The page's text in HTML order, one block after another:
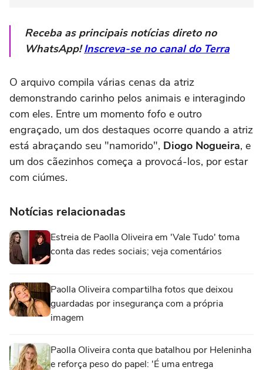
Receba as principais notícias direto no
WhatsApp!Inscreva-se no canal do Terra
O arquivo compila várias cenas da atriz
demonstrando carinho pelos animais e interagindo
com eles. Entre um momento fofo e outro
engraçado, um dos destaques ocorre quando a atriz
está abraçando seu "namorido", Diogo Nogueira, e
um dos cãezinhos começa a provocá-los, por estar
com ciúmes.
Notícias relacionadas
Estreia de Paolla Oliveira em 'Vale Tudo' toma
conta das redes sociais; veja comentários
Paolla Oliveira compartilha fotos que deixou
guardadas por insegurança com a própria
imagem
Paolla Oliveira conta que batalhou por Heleninha
e reforça peso do papel: 'É uma entrega